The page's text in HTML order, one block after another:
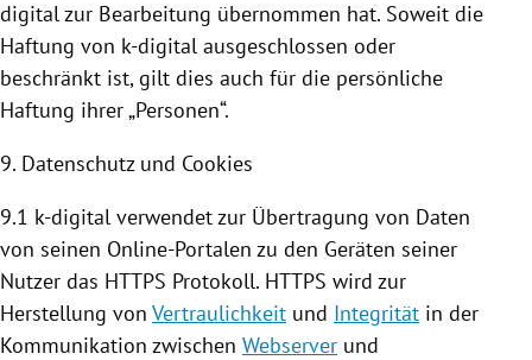
digital zur Bearbeitung übernommen hat. Soweit die
Haftung von k-digital ausgeschlossen oder
beschränkt ist, gilt dies auch für die persönliche
Haftung ihrer „Personen“.
9. Datenschutz und Cookies
9.1 k-digital verwendet zur Übertragung von Daten
von seinen Online-Portalen zu den Geräten seiner
Nutzer das HTTPS Protokoll. HTTPS wird zur
Herstellung von Vertraulichkeit und Integrität in der
Kommunikation zwischen Webserver und